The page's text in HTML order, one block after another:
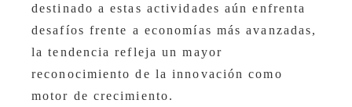
destinado a estas actividades aún enfrenta
desafíos frente a economías más avanzadas,
la tendencia refleja un mayor
reconocimiento de la innovación como
motor de crecimiento.